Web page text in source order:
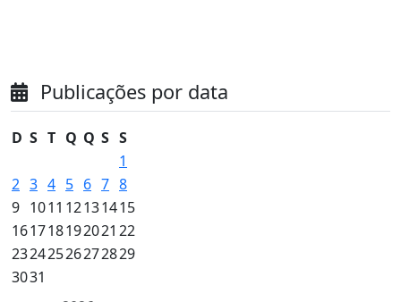
Publicações por data
D S T Q Q S S
1
2 3 4 5 6 7 8
9 1011 12131415
161718192021 22
23242526272829
3031